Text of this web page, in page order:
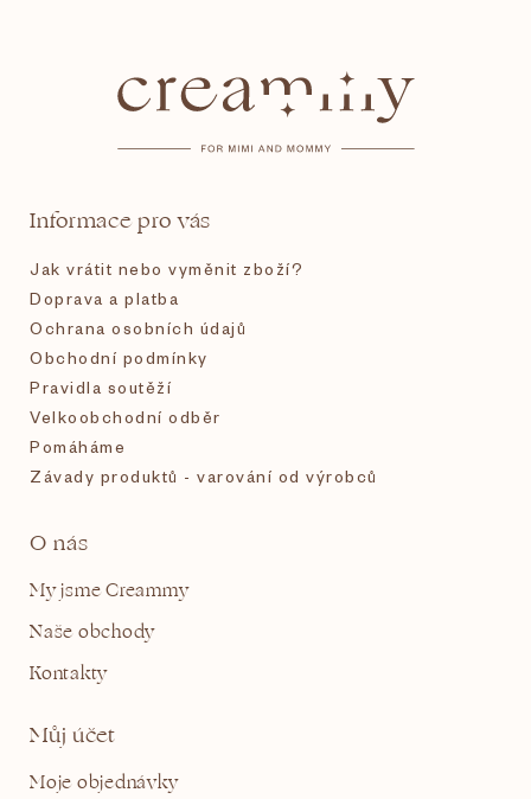
Informace pro vás
Jak vrátit nebo vyměnit zboží?
Doprava a platba
Ochrana osobních údajů
Obchodní podmínky
Pravidla soutěží
Velkoobchodní odběr
Pomáháme
Závady produktů - varování od výrobců
O nás
My jsme Creammy
Naše obchody
Kontakty
Můj účet
Moje objednávky